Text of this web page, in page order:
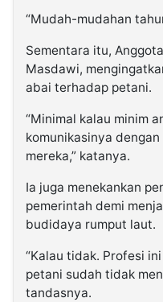
“Mudah-mudahan
Sementara itu,
Masdawi,
abai terhadap petani.
“Minimal kalau minim
komunikasinya
mereka,” katanya.
Ia juga menekankan
pemerintah demi
budidaya rumput laut.
“Kalau tidak. Profesi
petani sudah tidak
tandasnya.